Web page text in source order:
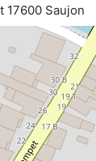
17600 Saujon